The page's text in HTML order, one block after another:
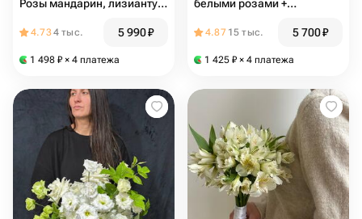
Розы мандарин, лизиантус,
4.734 тыс. 5 990₽
1 498 ₽ × 4 платежа
белыми розами +
4.87 15 тыс. 5 700₽
1 425 ₽ × 4 платежа